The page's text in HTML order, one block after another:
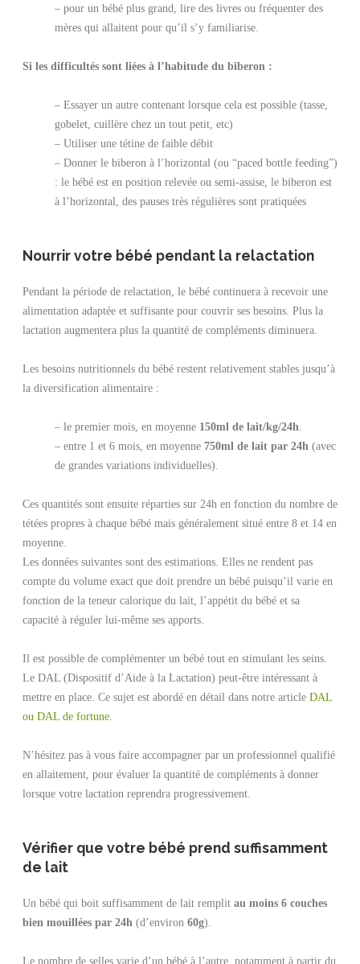
– pour un bébé plus grand, lire des livres ou fréquenter des
mères qui allaitent pour qu’il s’y familiarise.
Si les difficultés sont liées à l’habitude du biberon :
– Essayer un autre contenant lorsque cela est possible (tasse,
gobelet, cuillère chez un tout petit, etc)
– Utiliser une tétine de faible débit
– Donner le biberon à l’horizontal (ou “paced bottle feeding”)
: le bébé est en position relevée ou semi-assise, le biberon est
à l’horizontal, des pauses très régulières sont pratiquées
Nourrir votre bébé pendant la relactation
Pendant la période de relactation, le bébé continuera à recevoir une
alimentation adaptée et suffisante pour couvrir ses besoins. Plus la
lactation augmentera plus la quantité de compléments diminuera.
Les besoins nutritionnels du bébé restent relativement stables jusqu’à
la diversification alimentaire :
– le premier mois, en moyenne 150ml de lait/kg/24h
– entre 1 et 6 mois, en moyenne 750ml de lait par 24h (avec
de grandes variations individuelles).
Ces quantités sont ensuite réparties sur 24h en fonction du nombre de
tétées propres à chaque bébé mais généralement situé entre 8 et 14 en
moyenne.
Les données suivantes sont des estimations. Elles ne rendent pas
compte du volume exact que doit prendre un bébé puisqu’il varie en
fonction de la teneur calorique du lait, l’appétit du bébé et sa
capacité à réguler lui-même ses apports.
Il est possible de complémenter un bébé tout en stimulant les seins.
Le DAL (Dispositif d’Aide à la Lactation) peut-être intéressant à
mettre en place. Ce sujet est abordé en détail dans notre article DAL
ou DAL de fortune.
N’hésitez pas à vous faire accompagner par un professionnel qualifié
en allaitement, pour évaluer la quantité de compléments à donner
lorsque votre lactation reprendra progressivement.
Vérifier que votre bébé prend suffisamment
de lait
Un bébé qui boit suffisamment de lait remplit au moins 6 couches
bien mouillées par 24h (d’environ 60g).
Le nombre de selles varie d’un bébé à l’autre, notamment à partir du